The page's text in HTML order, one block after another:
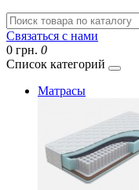
Связаться с нами
0 грн. 0
Список категорий
Матрасы